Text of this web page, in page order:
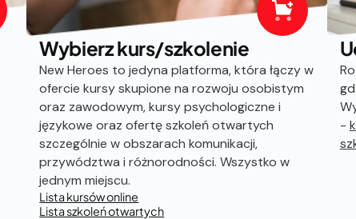
Wybierz kurs/szkolenie
New Heroes to jedyna platforma, która łączy w
ofercie kursy skupione na rozwoju osobistym
oraz zawodowym, kursy psychologiczne i
językowe oraz ofertę szkoleń otwartych
szczególnie w obszarach komunikacji,
przywództwa i różnorodności. Wszystko w
jednym miejscu.
Lista kursów online
Lista szkoleń otwartych
-